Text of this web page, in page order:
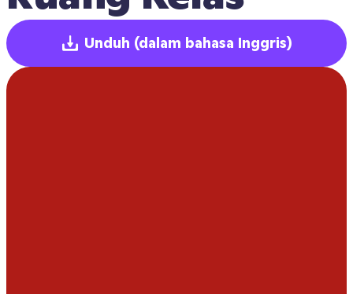
Unduh (dalam bahasa Inggris)